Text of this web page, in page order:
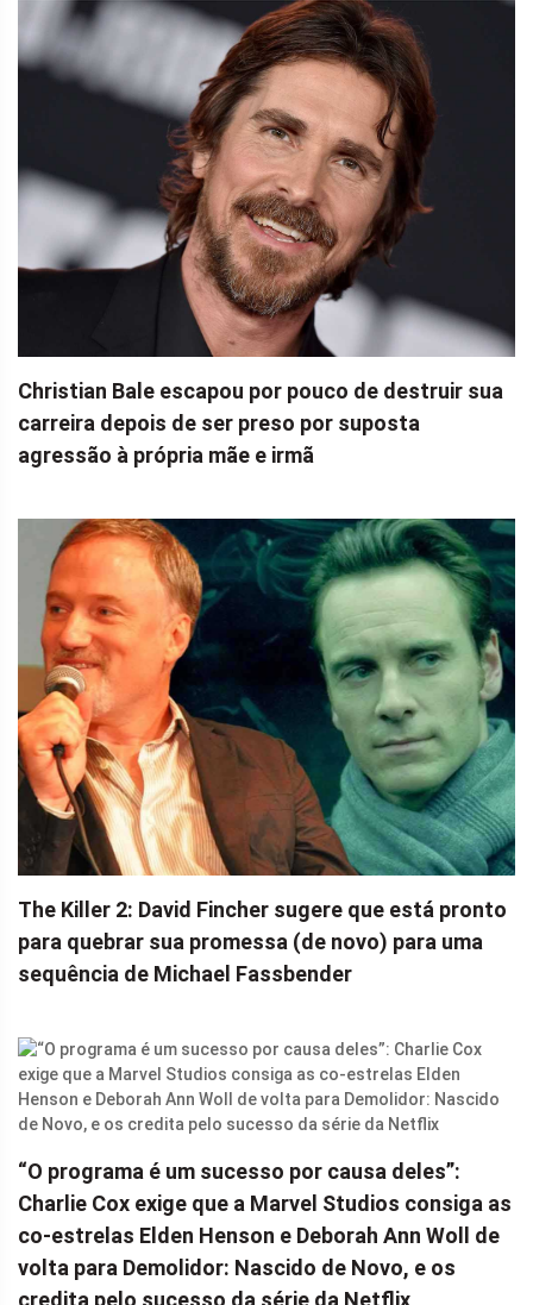
Christian Bale escapou por pouco de destruir sua
carreira depois de ser preso por suposta
agressão à própria mãe e irmã
The Killer 2: David Fincher sugere que está pronto
para quebrar sua promessa (de novo) para uma
sequência de Michael Fassbender
“O programa é um sucesso por causa deles”:
Charlie Cox exige que a Marvel Studios consiga as
co-estrelas Elden Henson e Deborah Ann Woll de
volta para Demolidor: Nascido de Novo, e os
credita pelo sucesso da série da Netflix